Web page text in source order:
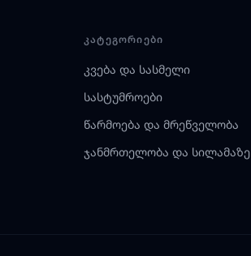
ᲙᲐᲢᲔᲒᲝᲠᲘᲔᲑᲘ
კვება და სასმელი
სასტუმროები
წარმოება და მრეწველობა
ჯანმრთელობა და სილამაზე